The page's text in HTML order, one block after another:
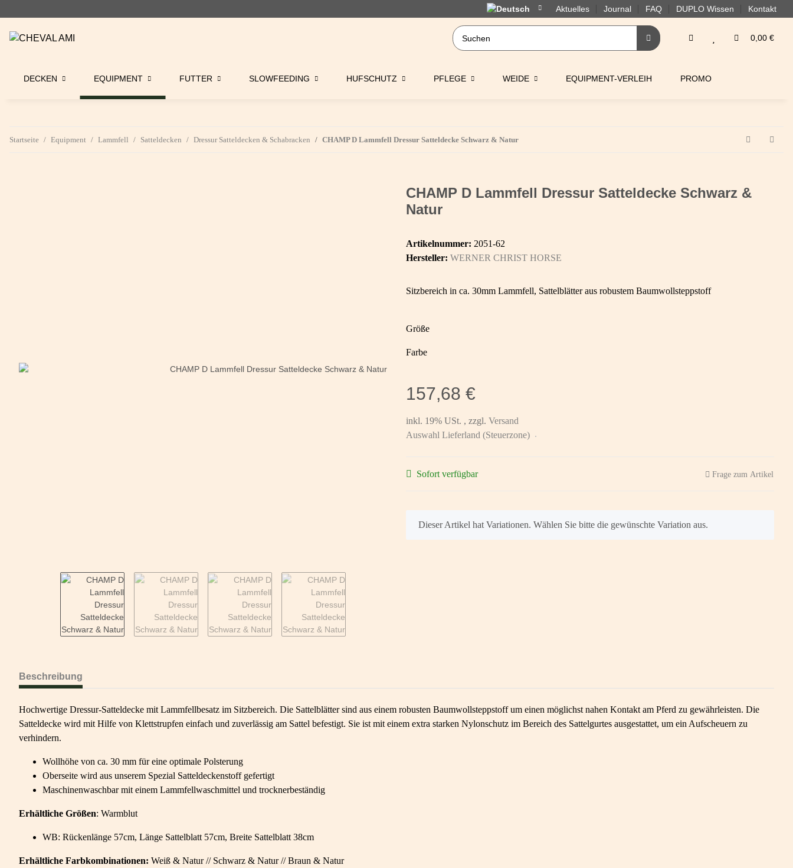
Aktuelles Journal FAQ DUPLO Wissen Kontakt
0,00 €
DECKEN EQUIPMENT FUTTER SLOWFEEDING HUFSCHUTZ PFLEGE WEIDE EQUIPMENT-VERLEIH PROMO
Startseite Equipment Lammfell Satteldecken Dressur Satteldecken & Schabracken CHAMP D Lammfell Dressur Satteldecke Schwarz & Natur
CHAMP D Lammfell Dressur Satteldecke Schwarz &
Natur
Artikelnummer: 2051-62
Hersteller: WERNER CHRIST HORSE
Sitzbereich in ca. 30mm Lammfell, Sattelblätter aus robustem Baumwollsteppstoff
Größe
Farbe
157,68 €
inkl. 19% USt. , zzgl. Versand
Auswahl Lieferland (Steuerzone)
Sofort verfügbar Frage zum Artikel
x
Dieser Artikel hat Variationen. Wählen Sie bitte die gewünschte Variation aus.
Beschreibung
Hochwertige Dressur-Satteldecke mit Lammfellbesatz im Sitzbereich. Die Sattelblätter sind aus einem robusten Baumwollsteppstoff um einen möglichst nahen Kontakt am Pferd zu gewährleisten. Die
Satteldecke wird mit Hilfe von Klettstrupfen einfach und zuverlässig am Sattel befestigt. Sie ist mit einem extra starken Nylonschutz im Bereich des Sattelgurtes ausgestattet, um ein Aufscheuern zu
verhindern.
Wollhöhe von ca. 30 mm für eine optimale Polsterung
Oberseite wird aus unserem Spezial Satteldeckenstoff gefertigt
Maschinenwaschbar mit einem Lammfellwaschmittel und trocknerbeständig
Erhältliche Größen: Warmblut
WB: Rückenlänge 57cm, Länge Sattelblatt 57cm, Breite Sattelblatt 38cm
Erhältliche Farbkombinationen: Weiß & Natur // Schwarz & Natur // Braun & Natur